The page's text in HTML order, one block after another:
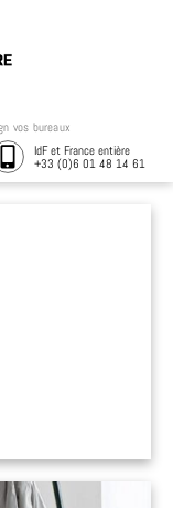
IdF et France entière
+33 (0)6 01 48 14 61
vos bureaux